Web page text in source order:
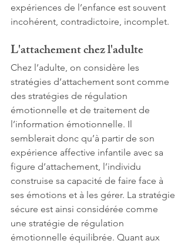
expériences de l’enfance est souvent
incohérent, contradictoire, incomplet.
L'attachement chez l'adulte
Chez l’adulte, on considère les
stratégies d’attachement sont comme
des stratégies de régulation
émotionnelle et de traitement de
l’information émotionnelle. Il
semblerait donc qu’à partir de son
expérience affective infantile avec sa
figure d’attachement, l’individu
construise sa capacité de faire face à
ses émotions et à les gérer. La stratégie
sécure est ainsi considérée comme
une stratégie de régulation
émotionnelle équilibrée. Quant aux